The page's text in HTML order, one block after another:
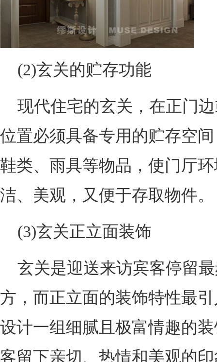
(2)玄关的贮存功能
现代住宅的玄关，在正门
位置必须具备专用的贮存空
鞋类、雨具等物品，使门厅
洁、美观，又便于存取物件。
(3)玄关正立面装饰
玄关是迎送来访宾客停留
方，而正立面的装饰特性最
设计一组细腻且极富情趣的
客留下亲切、热情和美观的